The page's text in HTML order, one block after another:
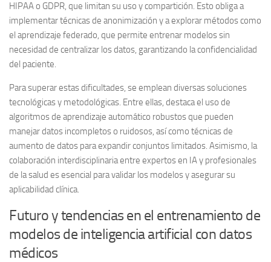
HIPAA o GDPR, que limitan su uso y compartición. Esto obliga a
implementar técnicas de anonimización y a explorar métodos como
el aprendizaje federado, que permite entrenar modelos sin
necesidad de centralizar los datos, garantizando la confidencialidad
del paciente.
Para superar estas dificultades, se emplean diversas soluciones
tecnológicas y metodológicas. Entre ellas, destaca el uso de
algoritmos de aprendizaje automático robustosque pueden
manejar datos incompletos o ruidosos, así como técnicas de
aumento de datos para expandir conjuntos limitados. Asimismo, la
colaboración interdisciplinaria entre expertos en IA y profesionales
de la salud es esencial para validar los modelos y asegurar su
aplicabilidad clínica.
Futuro y tendencias en el entrenamiento de
modelos de inteligencia artificial con datos
médicos